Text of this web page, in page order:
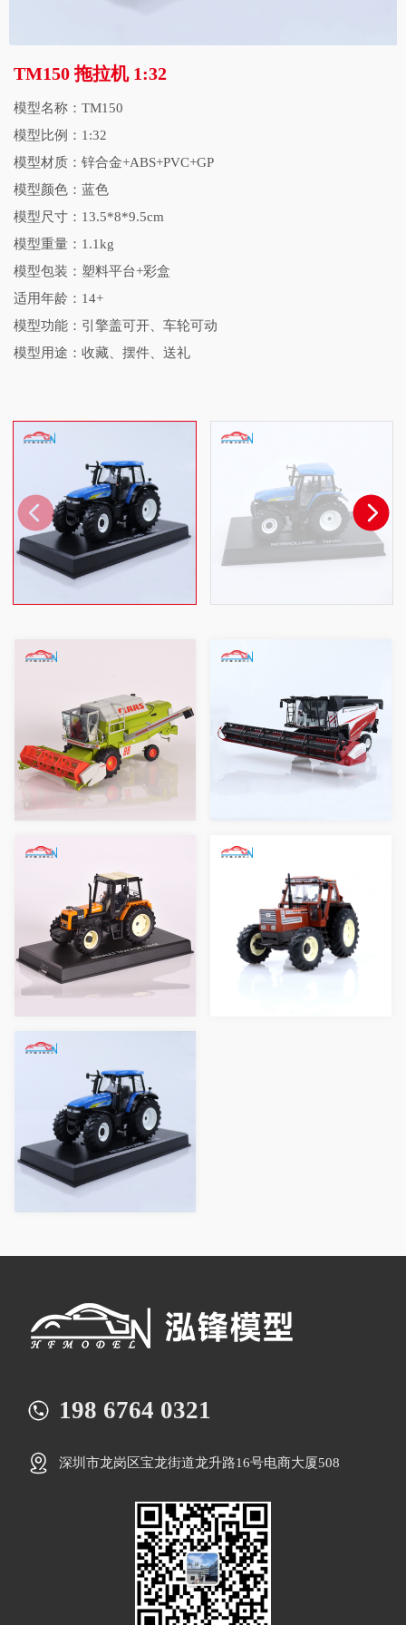
TM150 拖拉机 1:32
模型名称：TM150
模型比例：1:32
模型材质：锌合金+ABS+PVC+GP
模型颜色：蓝色
模型尺寸：13.5*8*9.5cm
模型重量：1.1kg
模型包装：塑料平台+彩盒
适用年龄：14+
模型功能：引擎盖可开、车轮可动
模型用途：收藏、摆件、送礼
水稻收割机 RSM-161收割机 1:24
拖拉机 1:32 130-90拖拉机 1:32
TM150 拖拉机 1:32
198 6764 0321
深圳市龙岗区宝龙街道龙升路16号电商大厦508